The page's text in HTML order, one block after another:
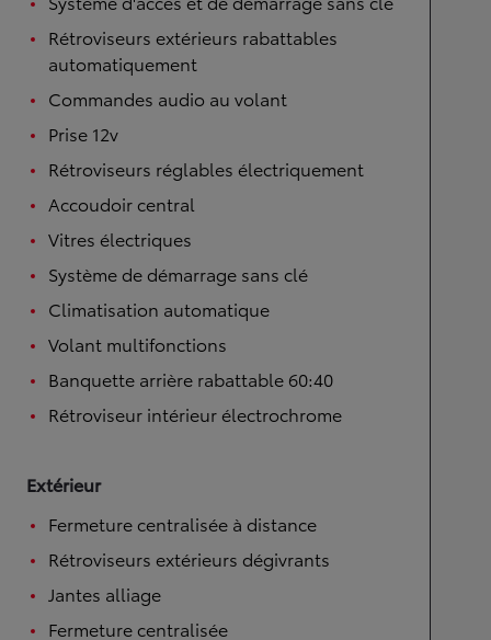
Système d'accès et de démarrage sans clé
Rétroviseurs extérieurs rabattables
automatiquement
Commandes audio au volant
Prise 12v
Rétroviseurs réglables électriquement
Accoudoir central
Vitres électriques
Système de démarrage sans clé
Climatisation automatique
Volant multifonctions
Banquette arrière rabattable 60:40
Rétroviseur intérieur électrochrome
Extérieur
Fermeture centralisée à distance
Rétroviseurs extérieurs dégivrants
Jantes alliage